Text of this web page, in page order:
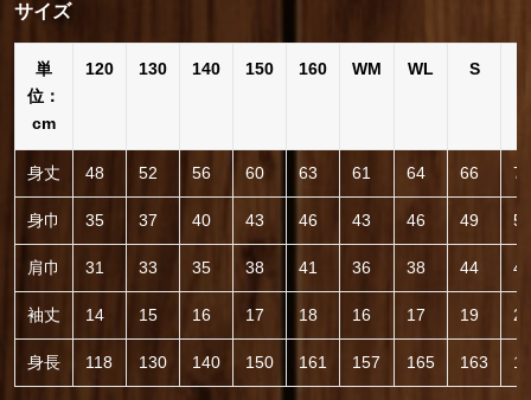
サイズ
単
位：
cm
120 130 140 150 160 WM WL S
身丈 48 52 56 60 63 61 64 66 70
身巾 35 37 40 43 46 43 46 49 52
肩巾 31 33 35 38 41 36 38 44 47
袖丈 14 15 16 17 18 16 17 19 20
身長 118 130 140 150 161 157 165 163